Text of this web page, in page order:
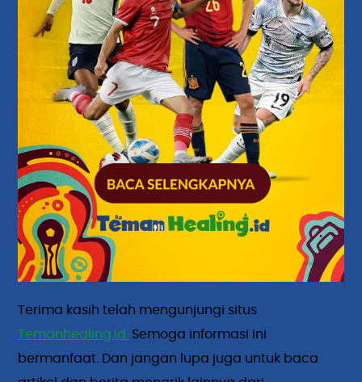
Terima kasih telah mengunjungi situs
Temanhealing.id.
Semoga informasi ini
bermanfaat. Dan jangan lupa juga untuk baca